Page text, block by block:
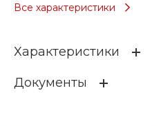
Все характеристики
Характеристики
Возраст
Документы